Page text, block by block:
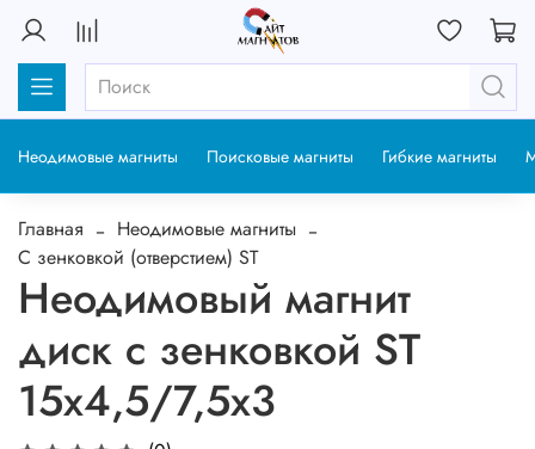
Неодимовые магниты Поисковые магниты Гибкие магниты
Главная
Неодимовые магниты
С зенковкой (отверстием) ST
Неодимовый магнит
диск с зенковкой ST
15x4,5/7,5х3